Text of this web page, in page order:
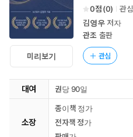
미리보기
0
(0) 관심
김영우저자
관조 출판
관심
대여 권당 90일
소장
종이책 정가
전자책 정가